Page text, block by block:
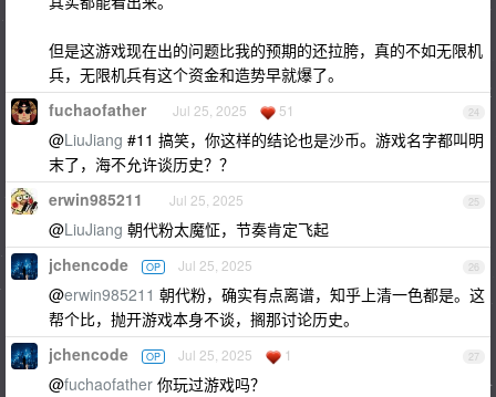
但是这游戏现在出的问题比我的预期的还拉胯，真的不如无限机
兵，无限机兵有这个资金和造势早就爆了。
24
fuchaofather Jul 25, 2025 51
@LiuJiang #11 搞笑，你这样的结论也是沙币。游戏名字都叫明
末了，海不允许谈历史？？
25
erwin985211 Jul 25, 2025
@LiuJiang 朝代粉太魔怔，节奏肯定飞起
26
jchencode OP Jul 25, 2025
@erwin985211 朝代粉，确实有点离谱，知乎上清一色都是。这
帮个比，抛开游戏本身不谈，搁那讨论历史。
27
jchencode OP Jul 25, 2025 1
@fuchaofather 你玩过游戏吗？